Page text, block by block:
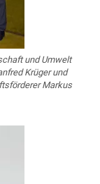
und Umwelt
Krüger und
Markus